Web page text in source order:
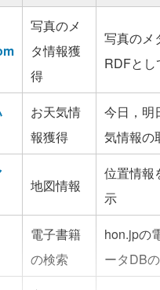
写真のメ
タ情報獲
得
写真のメ
RDFとし
お天気情
報獲得
今日，明
気情報の
地図情報
位置情報
示
電子書籍
の検索
hon.jpの
ータDB